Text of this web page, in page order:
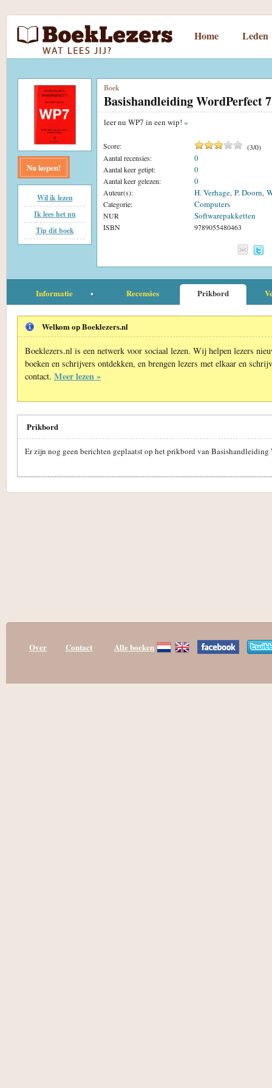
Home Leden
Nu kopen!
Wil ik lezen
Ik lees het nu
Tip dit boek
Boek
Basishandleiding WordPerfect
leer nu WP7 in een wip! «
Score: (3/0)
Aantal recensies:
0
Aantal keer getipt: 0
Aantal keer gelezen: 0
Auteur(s): H. Verhage, P. Doorn,
Categorie: Computers
NUR Softwarepakketten
ISBN 9789055480463
Informatie Recensies Prikbord
Welkom op Boeklezers.nl
Boeklezers.nl is een netwerk voor sociaal lezen. Wij helpen lezers
boeken en schrijvers ontdekken, en brengen lezers met elkaar en
contact. Meer lezen »
Prikbord
Er zijn nog geen berichten geplaatst op het prikbord van Basishandleiding
Over Contact Alle boeken